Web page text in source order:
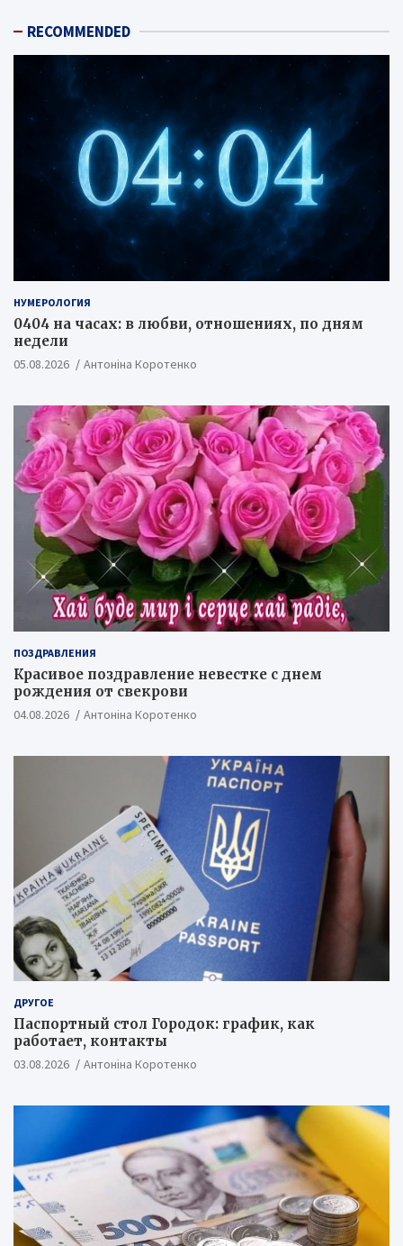
RECOMMENDED
НУМЕРОЛОГИЯ
0404 на часах: в любви, отношениях, по дням
недели
05.08.2026 Антоніна Коротенко
ПОЗДРАВЛЕНИЯ
Красивое поздравление невестке с днем
рождения от свекрови
04.08.2026 Антоніна Коротенко
ДРУГОЕ
Паспортный стол Городок: график, как
работает, контакты
03.08.2026 Антоніна Коротенко